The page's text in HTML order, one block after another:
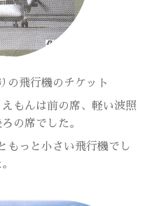
の飛行機のチケット
もんは前の席、軽い波照
の席でした。
もっと小さい飛行機でし